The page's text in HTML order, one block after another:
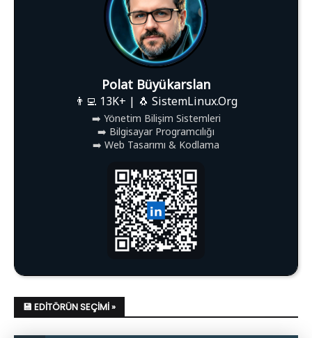
Polat Büyükarslan
👨‍💻 13K+ | 🐧 SistemLinux.Org
➡️ Yönetim Bilişim Sistemleri
➡️ Bilgisayar Programcılığı
➡️ Web Tasarımı & Kodlama
💾 EDITÖRÜN SEÇIMI »